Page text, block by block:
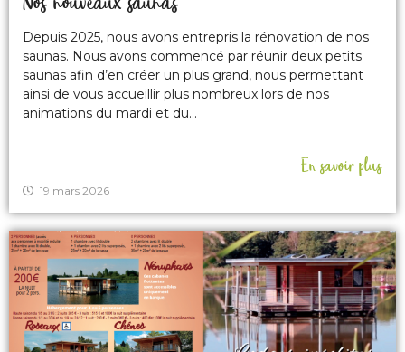
Depuis 2025, nous avons entrepris la rénovation de nos
saunas. Nous avons commencé par réunir deux petits
saunas afin d’en créer un plus grand, nous permettant
ainsi de vous accueillir plus nombreux lors de nos
animations du mardi et du...
En savoir plus
19 mars 2026